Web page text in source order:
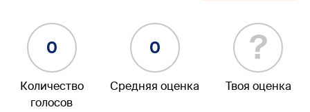
0
Количество
голосов
0
Средняя оценка
?
Твоя оценка